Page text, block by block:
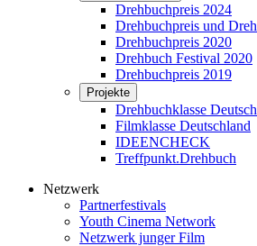
Drehbuchpreis 2024
Drehbuchpreis und
Drehbuchpreis 2020
Drehbuch Festival 2020
Drehbuchpreis 2019
Projekte
Drehbuchklasse
Filmklasse Deutschland
IDEENCHECK
Treffpunkt.Drehbuch
Netzwerk
Partnerfestivals
Youth Cinema Network
Netzwerk junger Film